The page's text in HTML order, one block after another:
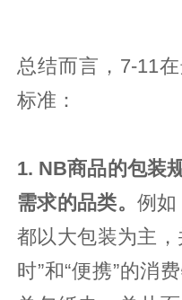
总结而言，7-11
标准：
1. NB商品的包装
需求的品类。 例如
都以大包装为主，
时”和“便携”的消